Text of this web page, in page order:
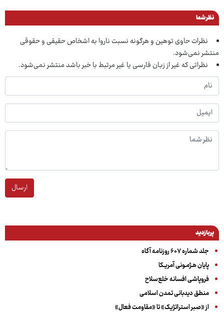
نظر شما
نظرات حاوی توهین و هرگونه نسبت ناروا به اشخاص حقیقی و حقوقی
منتشر نمی‌شود.
نظراتی که غیر از زبان فارسی یا غیر مرتبط با خبر باشد منتشر نمی‌شود.
ارسال
پربازدید
جلد شماره ۶۰۷ روزنامه آگاه
پایان هـژمـونی آمریـکا
فروپاشی افسانه خلع‌سلاح
منطق دیدبانی تمدن اسلامی
از «صبر استراتژیک» تا «مقاومت فعال»